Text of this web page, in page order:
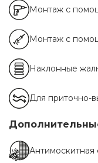
Монтаж с
Монтаж с
Наклонные
Для приточно-
Антимоскитная